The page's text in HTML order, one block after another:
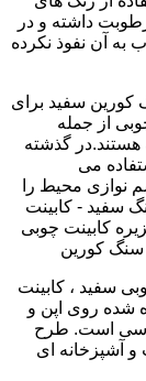
داشته و در
به آن نفوذ نکرده
سفید برای
از جمله
هستند.در گذشته
می
محیط را
سفید - کابینت
کابینت چوبی
سنگ کورین
سفید ، کابینت
شده روی اپن و
است. طرح
و آشپزخانه ای